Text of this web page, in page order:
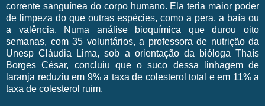
corrente sanguínea do corpo humano. Ela teria maior poder
de limpeza do que outras espécies, como a pera, a baía ou
a valência. Numa análise bioquímica que durou oito
semanas, com 35 voluntários, a professora de nutrição da
Unesp Cláudia Lima, sob a orientação da bióloga Thaís
Borges César, concluiu que o suco dessa linhagem de
laranja reduziu em 9% a taxa de colesterol total e em 11% a
taxa de colesterol ruim.